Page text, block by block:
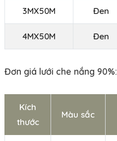
3MX50M Đen
4MX50M Đen
Đơn giá lưới che nắng 90%:
Kích
thước
Màu sắc